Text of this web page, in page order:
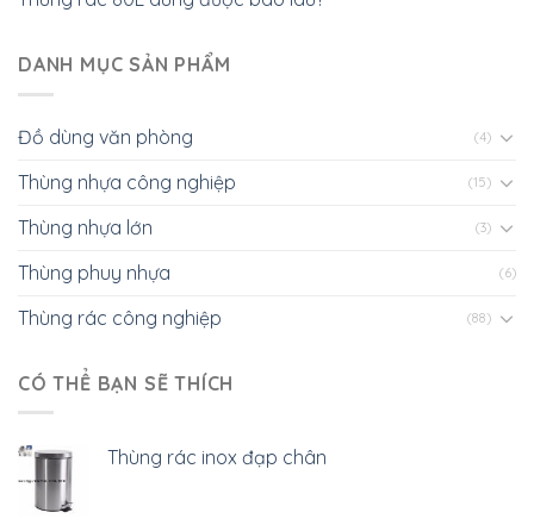
DANH MỤC SẢN PHẨM
Đồ dùng văn phòng (4)
Thùng nhựa công nghiệp (15)
Thùng nhựa lớn (3)
Thùng phuy nhựa (6)
Thùng rác công nghiệp (88)
CÓ THỂ BẠN SẼ THÍCH
Thùng rác inox đạp chân